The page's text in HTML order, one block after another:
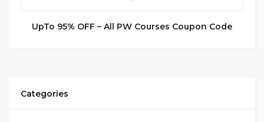
UpTo 95% OFF – All PW Courses Coupon Code
Categories